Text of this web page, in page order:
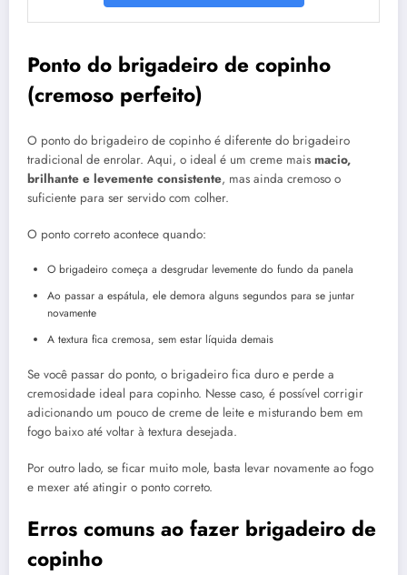
Ponto do brigadeiro de copinho
(cremoso perfeito)
O ponto do brigadeiro de copinho é diferente do brigadeiro
tradicional de enrolar. Aqui, o ideal é um creme mais macio,
brilhante e levemente consistente, mas ainda cremoso o
suficiente para ser servido com colher.
O ponto correto acontece quando:
O brigadeiro começa a desgrudar levemente do fundo da panela
Ao passar a espátula, ele demora alguns segundos para se juntar
novamente
A textura fica cremosa, sem estar líquida demais
Se você passar do ponto, o brigadeiro fica duro e perde a
cremosidade ideal para copinho. Nesse caso, é possível corrigir
adicionando um pouco de creme de leite e misturando bem em
fogo baixo até voltar à textura desejada.
Por outro lado, se ficar muito mole, basta levar novamente ao fogo
e mexer até atingir o ponto correto.
Erros comuns ao fazer brigadeiro de
copinho